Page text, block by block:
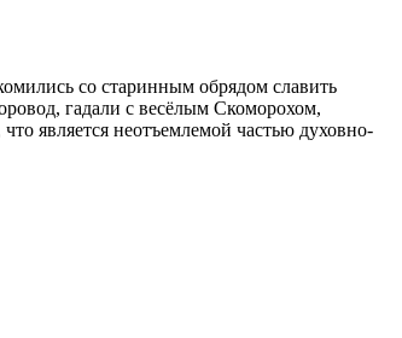
со старинным обрядом славить
гадали с весёлым Скоморохом,
является неотъемлемой частью духовно-